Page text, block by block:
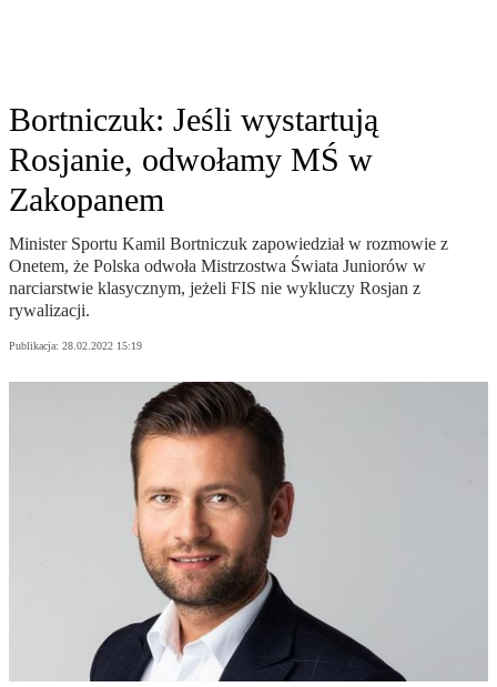
Bortniczuk: Jeśli wystartują
Rosjanie, odwołamy MŚ w
Zakopanem
Minister Sportu Kamil Bortniczuk zapowiedział w rozmowie z
Onetem, że Polska odwoła Mistrzostwa Świata Juniorów w
narciarstwie klasycznym, jeżeli FIS nie wykluczy Rosjan z
rywalizacji.
Publikacja: 28.02.2022 15:19